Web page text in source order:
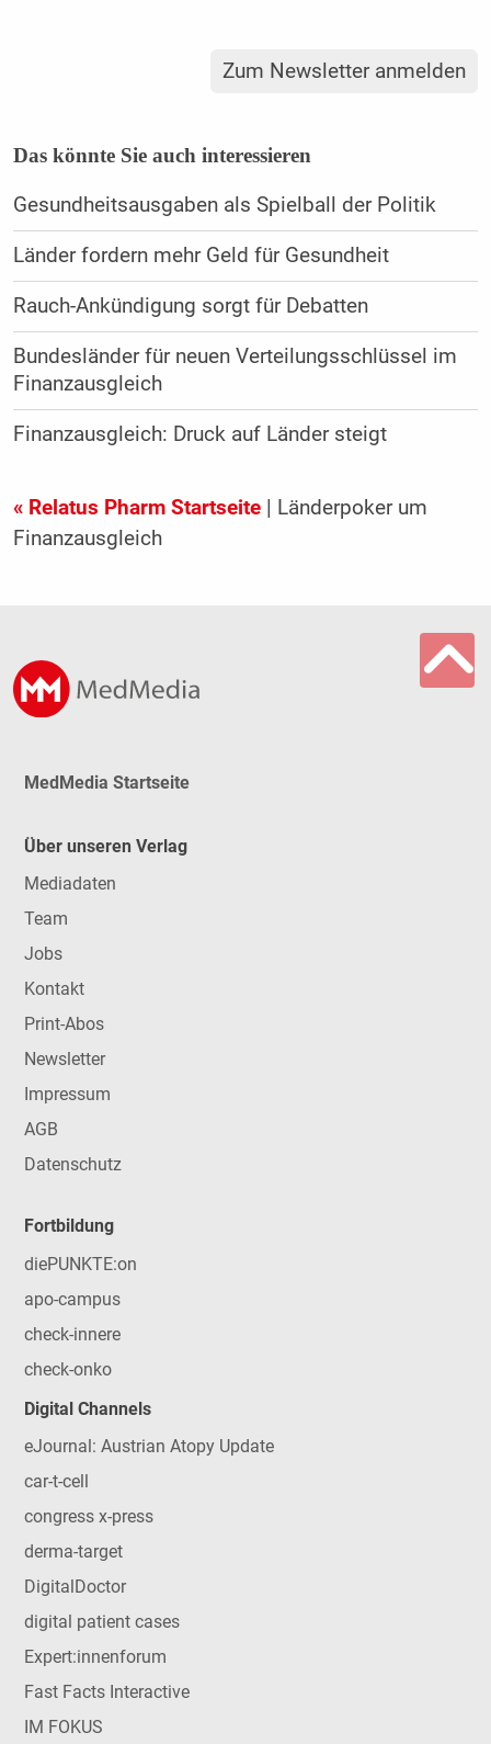
Zum Newsletter anmelden
Das könnte Sie auch interessieren
Gesundheitsausgaben als Spielball der Politik
Länder fordern mehr Geld für Gesundheit
Rauch-Ankündigung sorgt für Debatten
Bundesländer für neuen Verteilungsschlüssel im
Finanzausgleich
Finanzausgleich: Druck auf Länder steigt
« Relatus Pharm Startseite| Länderpoker um
Finanzausgleich
MedMedia Startseite
Über unseren Verlag
Mediadaten
Team
Jobs
Kontakt
Print-Abos
Newsletter
Impressum
AGB
Datenschutz
Fortbildung
diePUNKTE:on
apo-campus
check-innere
check-onko
Digital Channels
eJournal: Austrian Atopy Update
car-t-cell
congress x-press
derma-target
DigitalDoctor
digital patient cases
Expert:innenforum
Fast Facts Interactive
IM FOKUS